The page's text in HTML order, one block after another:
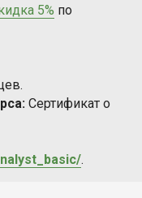
5% по
Сертификат о
.